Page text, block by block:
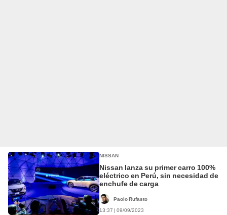
NISSAN
Nissan lanza su primer carro 100%
eléctrico en Perú, sin necesidad de
enchufe de carga
Paolo Rufasto
13:37 | 09/09/2023